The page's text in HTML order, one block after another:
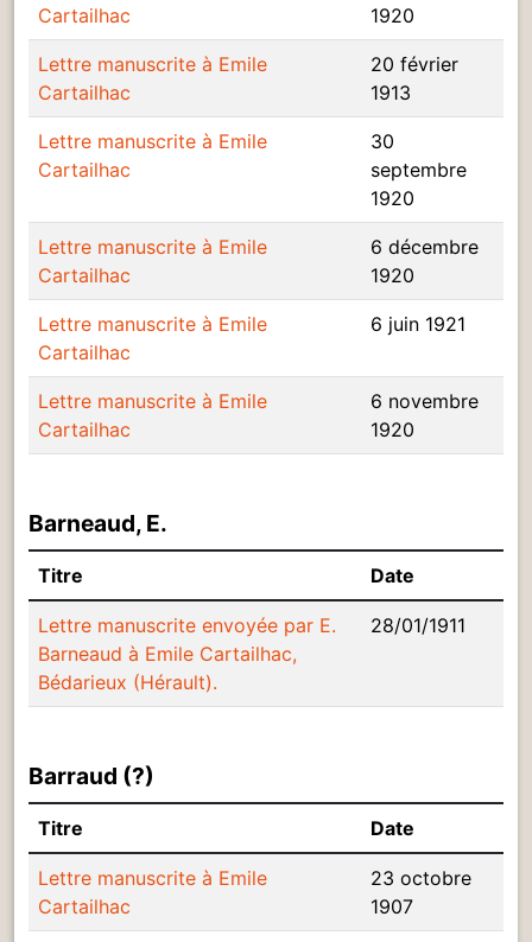
Cartailhac
1920
Lettre manuscrite à Emile
Cartailhac
20 février
1913
Lettre manuscrite à Emile
Cartailhac
30
septembre
1920
Lettre manuscrite à Emile
Cartailhac
6 décembre
1920
Lettre manuscrite à Emile
Cartailhac
6 juin 1921
Lettre manuscrite à Emile
Cartailhac
6 novembre
1920
Barneaud, E.
Titre Date
Lettre manuscrite envoyée par E.
Barneaud à Emile Cartailhac,
Bédarieux (Hérault).
28/01/1911
Barraud (?)
Titre Date
Lettre manuscrite à Emile
Cartailhac
23 octobre
1907